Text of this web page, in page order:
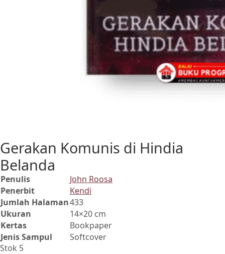
Gerakan Komunis di Hindia
Belanda
Penulis
John Roosa
Penerbit
Kendi
Jumlah Halaman433
Ukuran
14×20 cm
Kertas
Bookpaper
Jenis Sampul
Softcover
Stok 5